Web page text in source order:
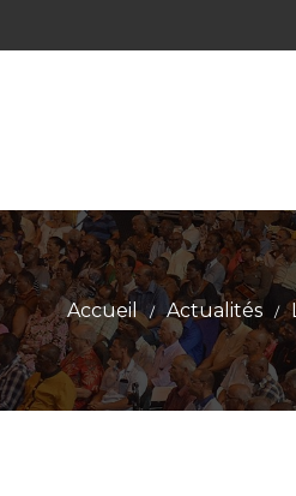
Accueil / Actualités /